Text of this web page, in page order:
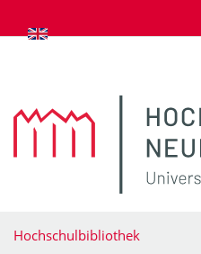
zum Inhalt springen
Hochschulbibliothek